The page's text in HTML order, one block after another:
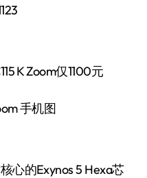
手机图
心的Exynos 5 Hexa芯